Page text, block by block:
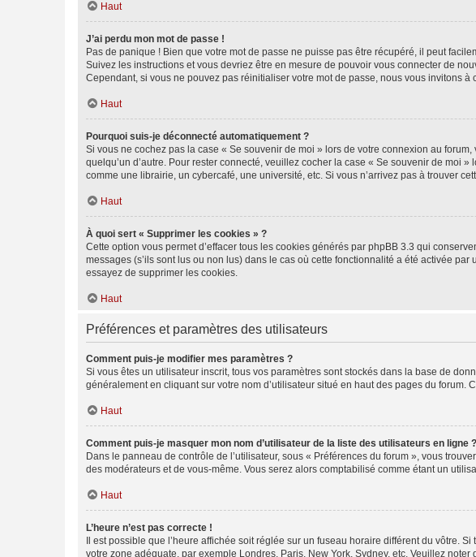
Haut
J’ai perdu mon mot de passe !
Pas de panique ! Bien que votre mot de passe ne puisse pas être récupéré, il peut
Suivez les instructions et vous devriez être en mesure de pouvoir vous connecter de
Cependant, si vous ne pouvez pas réinitialiser votre mot de passe, nous vous invitons à
Haut
Pourquoi suis-je déconnecté automatiquement ?
Si vous ne cochez pas la case « Se souvenir de moi » lors de votre connexion au
quelqu’un d’autre. Pour rester connecté, veuillez cocher la case « Se souvenir de moi
comme une librairie, un cybercafé, une université, etc. Si vous n’arrivez pas à trouver
Haut
À quoi sert « Supprimer les cookies » ?
Cette option vous permet d’effacer tous les cookies générés par phpBB 3.3 qui
messages (s’ils sont lus ou non lus) dans le cas où cette fonctionnalité a été activée
essayez de supprimer les cookies.
Haut
Préférences et paramètres des utilisateurs
Comment puis-je modifier mes paramètres ?
Si vous êtes un utilisateur inscrit, tous vos paramètres sont stockés dans la base de
généralement en cliquant sur votre nom d’utilisateur situé en haut des pages du
Haut
Comment puis-je masquer mon nom d’utilisateur de la liste des utilisateurs en ligne ?
Dans le panneau de contrôle de l’utilisateur, sous « Préférences du forum », vous
des modérateurs et de vous-même. Vous serez alors comptabilisé comme étant un
Haut
L’heure n’est pas correcte !
Il est possible que l’heure affichée soit réglée sur un fuseau horaire différent du vôtre.
votre zone adéquate, par exemple Londres, Paris, New York, Sydney, etc. Veuillez